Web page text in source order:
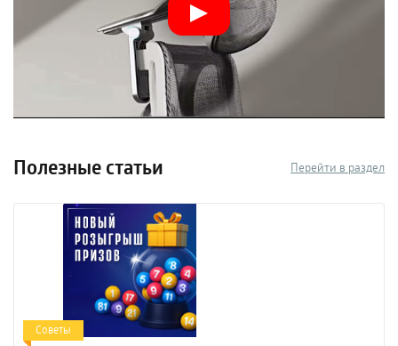
Полезные статьи Перейти в раздел
Советы